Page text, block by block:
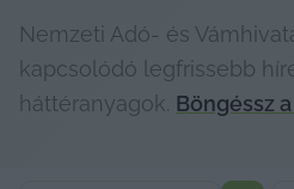
Nemzeti Adó- és
kapcsolódó legfrissebb
háttéranyagok. Böngéssz